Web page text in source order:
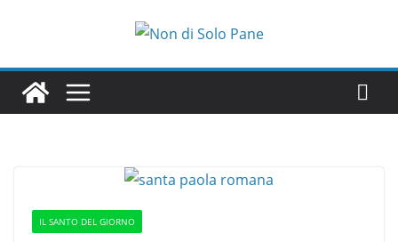
IL SANTO DEL GIORNO